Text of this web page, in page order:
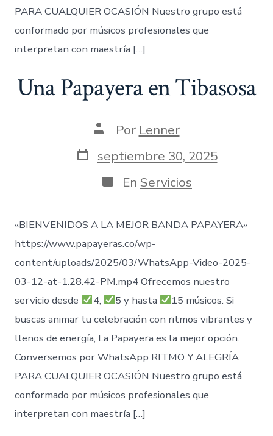
PARA CUALQUIER OCASIÓN Nuestro grupo está
conformado por músicos profesionales que
interpretan con maestría […]
Una Papayera en Tibasosa
Autor
la
entrada
Por Lenner
Fecha
de
publicación
septiembre 30, 2025
Categorías
En Servicios
«BIENVENIDOS A LA MEJOR BANDA PAPAYERA»
https://www.papayeras.co/wp-
content/uploads/2025/03/WhatsApp-Video-2025-
03-12-at-1.28.42-PM.mp4 Ofrecemos nuestro
servicio desde
4, 5 y hasta
15 músicos. Si
buscas animar tu celebración con ritmos vibrantes y
llenos de energía, La Papayera es la mejor opción.
Conversemos por WhatsApp RITMO Y ALEGRÍA
PARA CUALQUIER OCASIÓN Nuestro grupo está
conformado por músicos profesionales que
interpretan con maestría […]